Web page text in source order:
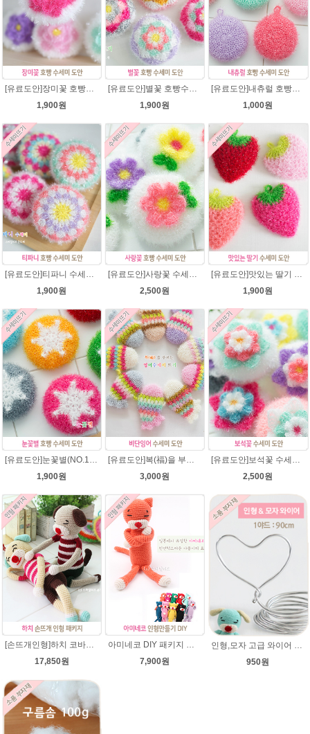
[유료도안]장미꽃 호빵수세미 도안/별수세미처럼 예쁜수세미뜨기/빤짝이수세미/장미 수세미/웰빙수세미실/장미꽃수세미/고급수세미실/꽃만쥬
1,900원
[유료도안]별꽃 호빵수세미뜨기 도안(수세미실은 옵션에서 추가구매 가능)/수세미뜨기/수세미실/반짝이수세미/반짝이실/별수세미 호빵수세미 웰빙수세미 퐁퐁수세미 코바늘수세미
1,900원
[유료도안]내츄럴 호빵수세미 코바늘뜨기 수세미뜨기 뜨개질 도안 반짝이실
1,000원
[유료도안]티파니 수세미뜨기 도안(수세미실은 옵션에서 추가구매 가능)/수세미뜨기/수세미실/반짝이수세미/반짝이실/웰빙수세미 퐁퐁수세미 코바늘수세미
1,900원
[유료도안]사랑꽃 수세미뜨기 도안(수세미실은 옵션에서 추가구매 가능)/사랑꽃수세미/별호빵수세미처럼 예쁜수세미뜨기/수세미실/웰빙수세미실/고급수세미실/꽃수세미/봄꽃향기수세미
2,500원
[유료도안]맛있는 딸기 수세미뜨기 도안(수세미실은 옵션에서 추가구매 가능)/수세미뜨기/수세미실/반짝이수세미/반짝이실/웰빙수세미 퐁퐁수세미 코바늘수세미
1,900원
1,900원
3,000원
2,500원
[손뜨개인형]하치 코바늘인형패키지(diy재료+도안)/뜨개질인형만들기/아미네코/인형실/하치코바늘인형뜨개실/코바늘수강/
17,850원
아미네코 DIY 패키지 손뜨개 인형만들기 코바늘패키지 인형뜨기
7,900원
인형,모자 고급 와이어 (90cm) 2mm,3mm 굵기선택/모자 와이어/알루미늄/인형철사대용/아미네코제작 철사/코바늘인형
950원